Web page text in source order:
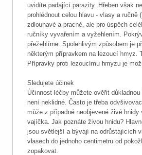
uvidíte padající parazity. Hřeben však
prohlédnout celou hlavu - vlasy a
zdlouhavé a pracné, ale pro úspěch
ručníky vyvařením a vyžehlením.
přežehlíme. Spolehlivým způsobem je
některým přípravkem na lezoucí hmyz.
Přípravky proti lezoucímu hmyzu je
Sledujete účinek
Účinnost léčby můžete ověřit
není neklidné. Často je třeba
může z případné neobjevené živé
vajíčka. Jak poznáte živou hnidu?
jsou světlejší a bývají na odrůstajících
vlasech do jednoho centimetru od
zopakovat.